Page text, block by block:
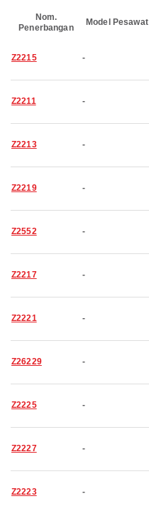
Nom.
Penerbangan
Model Pesawat
Z2215 -
Z2211 -
Z2213 -
Z2219 -
Z2552 -
Z2217 -
Z2221 -
Z26229 -
Z2225 -
Z2227 -
Z2223 -